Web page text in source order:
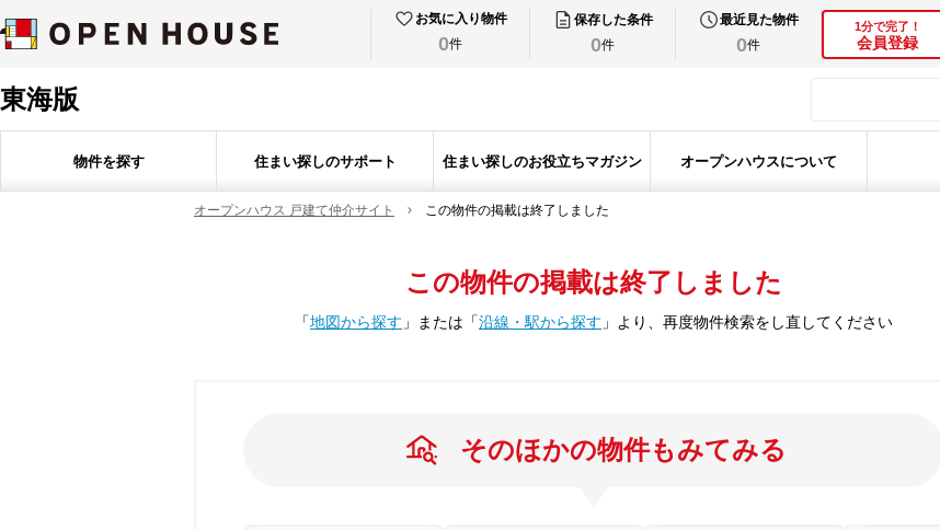
お気に入り物件
0件
保存した条件
0件
最近見た物件
0件
1分で完了！
会員登録
東海版
物件を探す 住まい探しのサポート 住まい探しのお役立ちマガジン オープンハウスについて
オープンハウス 戸建て仲介サイト この物件の掲載は終了しました
この物件の掲載は終了しました
「地図から探す 」 または 「沿線・駅から探す 」 より、再度物件検索をし直してください
そのほかの物件もみてみる